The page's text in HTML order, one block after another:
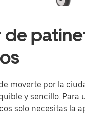
de
moverte por la
y sencillo. Para
solo necesitas la